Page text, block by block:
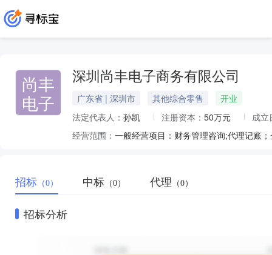
尚丰
电子
深圳尚丰电子商务有限公司
广东省 | 深圳市 其他综合零售
开业
法定代表人： 孙凯 注册资本： 50万元
成立
经营范围：
招标 （0） 中标 （0） 代理 （0）
招标分析